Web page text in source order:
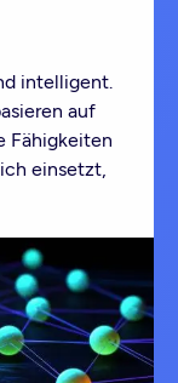
intelligent.
auf
Fähigkeiten
einsetzt,